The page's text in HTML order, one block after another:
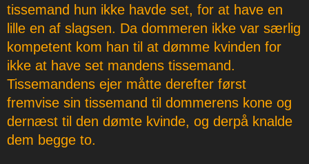
tissemand hun ikke havde set, for at have en
lille en af slagsen. Da dommeren ikke var særlig
kompetent kom han til at dømme kvinden for
ikke at have set mandens tissemand.
Tissemandens ejer måtte derefter først
fremvise sin tissemand til dommerens kone og
dernæst til den dømte kvinde, og derpå knalde
dem begge to.